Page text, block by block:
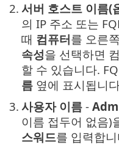
2. 서버 호스트 이름(
의 IP 주소 또는
때 컴퓨터를 오른
속성을 선택하면
할 수 있습니다.
름 옆에 표시됩니
3. 사용자 이름 -
이름 접두어 없음)
스워드를 입력합